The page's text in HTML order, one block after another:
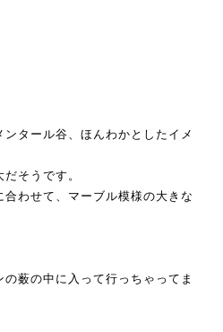
タール谷、ほんわかとしたイメ
そうです。
わせて、マーブル模様の大きな
薮の中に入って行っちゃってま